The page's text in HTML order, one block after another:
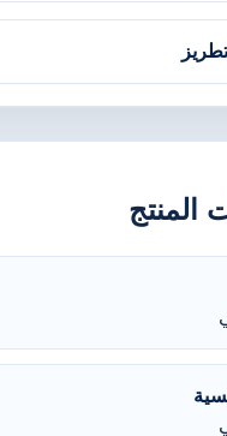
المنتج